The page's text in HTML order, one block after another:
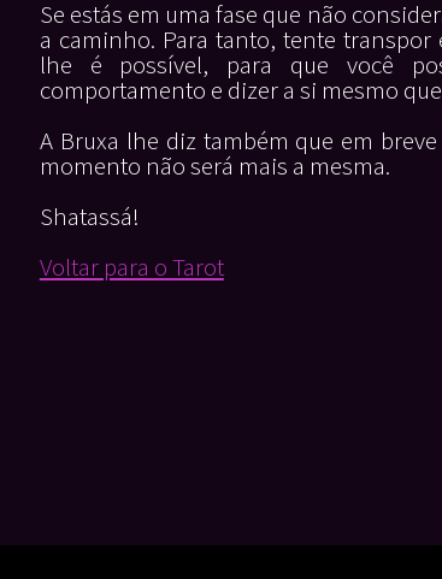
Se estás em uma fase que não
a caminho. Para tanto, tente
lhe é possível, para que você
comportamento e dizer a si mesmo
A Bruxa lhe diz também que em
momento não será mais a mesma.
Shatassá!
Voltar para o Tarot